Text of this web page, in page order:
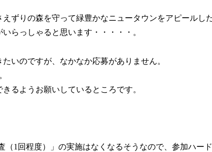
ずりの森を守って緑豊かなニュータウンをアピールし
らっしゃると思います・・・・・。
いのですが、なかなか応募がありません。
るようお願いしているところです。
（1回程度）」の実施はなくなるそうなので、参加ハー